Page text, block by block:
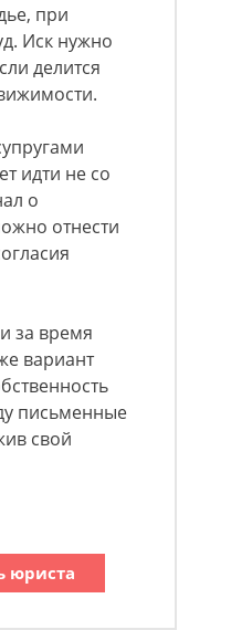
при
Иск нужно
делится
идти не со
о
отнести
за время
вариант
письменные
свой
юриста